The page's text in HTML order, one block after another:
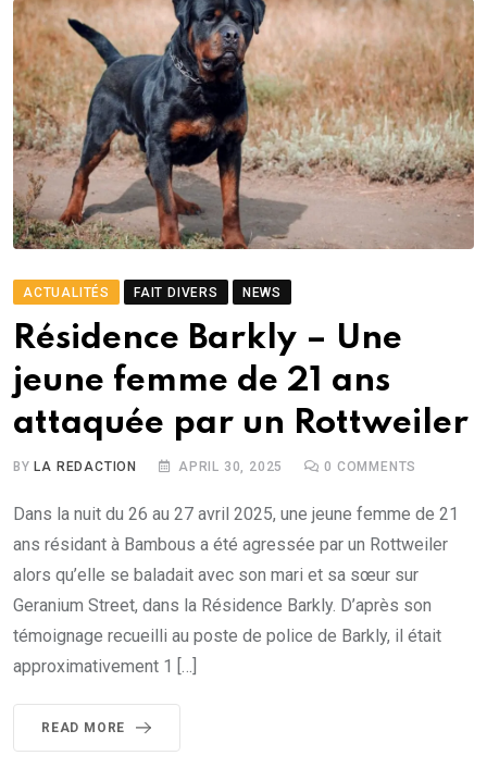
ACTUALITÉS FAIT DIVERS NEWS
Résidence Barkly – Une
jeune femme de 21 ans
attaquée par un Rottweiler
BYLA REDACTION APRIL 30, 2025 0 COMMENTS
Dans la nuit du 26 au 27 avril 2025, une jeune femme de 21
ans résidant à Bambous a été agressée par un Rottweiler
alors qu’elle se baladait avec son mari et sa sœur sur
Geranium Street, dans la Résidence Barkly. D’après son
témoignage recueilli au poste de police de Barkly, il était
approximativement 1 […]
READ MORE